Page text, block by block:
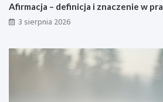
Afirmacja – definicja i znaczenie w
3 sierpnia 2026